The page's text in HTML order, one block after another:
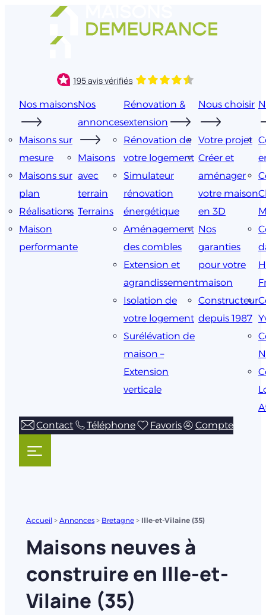
Nos maisons
Maisons sur
mesure
Maisons sur
plan
Réalisations
Maison
performante
Nos
annonces
Maisons
avec
terrain
Terrains
Rénovation &
extension
Rénovation de
votre logement
Simulateur
rénovation
énergétique
Aménagement
des combles
Extension et
agrandissement
Isolation de
votre logement
Surélévation de
maison –
Extension
verticale
Nous choisir
Votre projet
Créer et
aménager
votre maison
en 3D
Nos
garanties
pour votre
maison
Constructeur
depuis 1987
Contact
Téléphone Favoris Compte
Accueil > Annonces > Bretagne > Ille-et-Vilaine (35)
Maisons neuves à
construire en Ille-et-
Vilaine (35)